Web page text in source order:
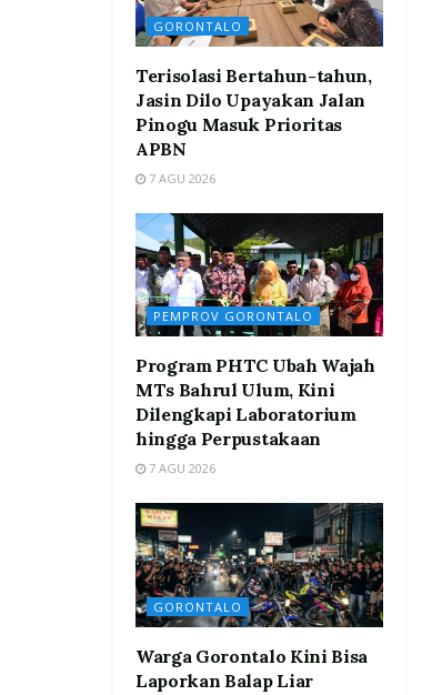
GORONTALO
Terisolasi Bertahun-tahun,
Jasin Dilo Upayakan Jalan
Pinogu Masuk Prioritas
APBN
7 AGU 2026
PEMPROV GORONTALO
Program PHTC Ubah Wajah
MTs Bahrul Ulum, Kini
Dilengkapi Laboratorium
hingga Perpustakaan
7 AGU 2026
GORONTALO
Warga Gorontalo Kini Bisa
Laporkan Balap Liar